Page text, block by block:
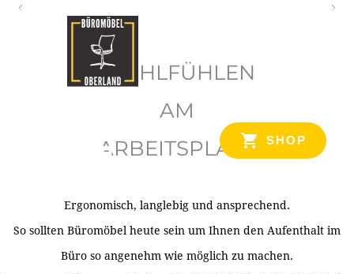
SHOP
WOHLFÜHLEN
AM
ARBEITSPLATZ
Ergonomisch, langlebig und ansprechend.
So sollten Büromöbel heute sein um Ihnen den Aufenthalt im
Büro so angenehm wie möglich zu machen.